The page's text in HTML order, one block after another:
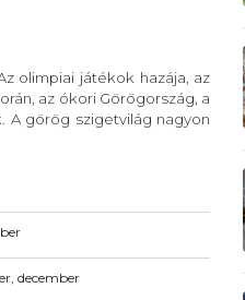
olimpiai játékok hazája, az
az ókori Görögország, a
A görög szigetvilág nagyon
december